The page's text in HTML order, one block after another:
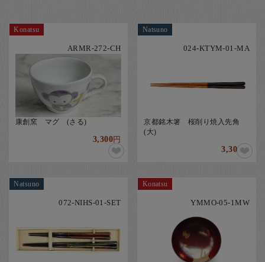
Konatsu
ARMR-272-CH
康創窯 マグ (さる)
3,300円
Natsuno
024-KTYM-01-MA
京都銘木箸 桜削り焼入先角
(大)
3,300円
Natsuno
072-NIHS-01-SET
Konatsu
YMMO-05-1MW